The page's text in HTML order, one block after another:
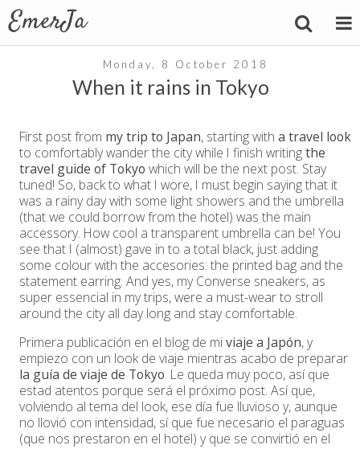
Monday, 8 October 2018
When it rains in Tokyo
First post from my trip to Japan, starting with a travel look
to comfortably wander the city while I finish writingthe
travel guide of Tokyo which will be the next post. Stay
tuned! So, back to what I wore, I must begin saying that it
was a rainy day with some light showers and the umbrella
(that we could borrow from the hotel) was the main
accessory. How cool a transparent umbrella can be! You
see that I (almost) gave in to a total black, just adding
some colour with the accesories: the printed bag and the
statement earring. And yes, my Converse sneakers, as
super essencial in my trips, were a must-wear to stroll
around the city all day long and stay comfortable.
Primera publicación en el blog de miviaje a Japón, y
empiezo con un look de viaje mientras acabo de preparar
la guía de viaje de Tokyo. Le queda muy poco, así que
estad atentos porque será el próximo post. Así que,
volviendo al tema del look, ese día fue lluvioso y, aunque
no llovió con intensidad, sí que fue necesario el paraguas
(que nos prestaron en el hotel) y que se convirtió en el